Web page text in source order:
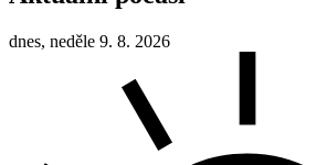
dnes, neděle 9. 8. 2026